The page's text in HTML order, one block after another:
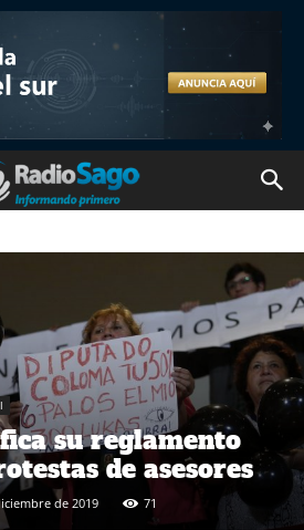
su reglamento
de asesores
de 2019 71